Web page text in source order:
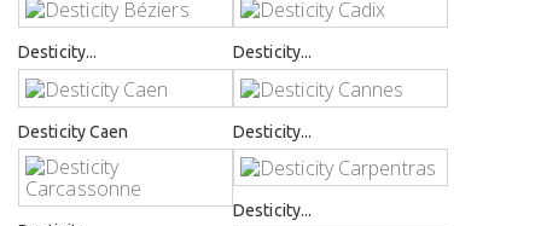
Desticity... Desticity...
Desticity Caen Desticity...
Desticity...